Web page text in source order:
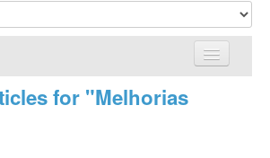
for "Melhorias